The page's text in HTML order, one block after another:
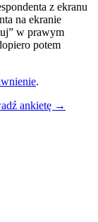
z ekranu
na ekranie
w prawym
potem
.
ankietę →